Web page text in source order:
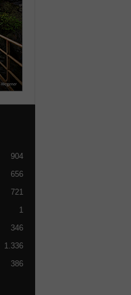
904
656
721
1
346
1.336
386